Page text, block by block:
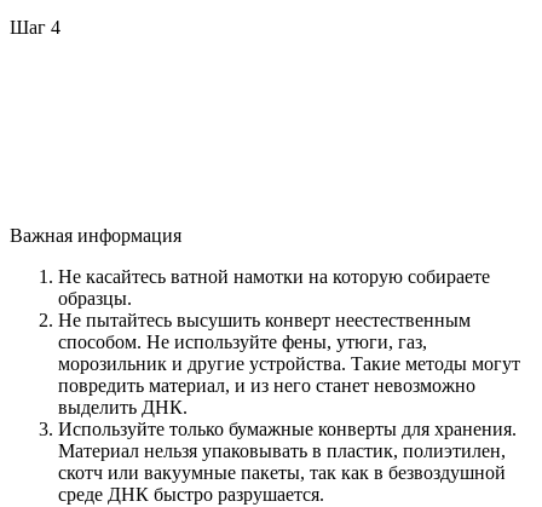
Шаг 4
Важная информация
Не касайтесь ватной намотки на которую собираете
образцы.
Не пытайтесь высушить конверт неестественным
способом. Не используйте фены, утюги, газ,
морозильник и другие устройства. Такие методы могут
повредить материал, и из него станет невозможно
выделить ДНК.
Используйте только бумажные конверты для хранения.
Материал нельзя упаковывать в пластик, полиэтилен,
скотч или вакуумные пакеты, так как в безвоздушной
среде ДНК быстро разрушается.